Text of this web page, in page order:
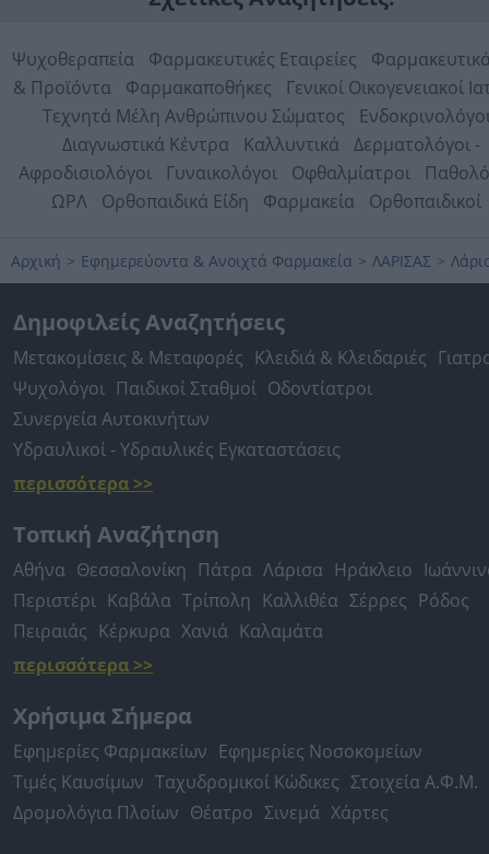
Ψυχοθεραπεία Φαρμακευτικές Εταιρείες
& Προϊόντα
Φαρμακαποθήκες
Γενικοί Οικογενειακοί
Τεχνητά Μέλη Ανθρώπινου Σώματος
Διαγνωστικά Κέντρα
Καλλυντικά
Δερματολόγοι -
Αφροδισιολόγοι
Γυναικολόγοι Οφθαλμίατροι
ΩΡΛ
Ορθοπαιδικά Είδη Φαρμακεία Ορθοπαιδικοί
Αρχική > Εφημερεύοντα & Ανοιχτά Φαρμακεία > ΛΑΡΙΣΑΣ >
Δημοφιλείς Αναζητήσεις
Μετακομίσεις & Μεταφορές Κλειδιά & Κλειδαριές
Ψυχολόγοι Παιδικοί Σταθμοί Οδοντίατροι
Συνεργεία Αυτοκινήτων
Υδραυλικοί - Υδραυλικές Εγκαταστάσεις
περισσότερα >>
Τοπική Αναζήτηση
Αθήνα Θεσσαλονίκη Πάτρα Λάρισα Ηράκλειο
Περιστέρι Καβάλα Τρίπολη Καλλιθέα Σέρρες Ρόδος
Πειραιάς Κέρκυρα Χανιά Καλαμάτα
περισσότερα >>
Χρήσιμα Σήμερα
Εφημερίες Φαρμακείων Εφημερίες Νοσοκομείων
Τιμές Καυσίμων Ταχυδρομικοί Κώδικες Στοιχεία Α.Φ.Μ.
Δρομολόγια Πλοίων Θέατρο Σινεμά Χάρτες